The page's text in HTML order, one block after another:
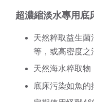
超濃縮淡水專用底
天然粹取益生
等，或高密度之
天然海水粹取物
底床污染如魚